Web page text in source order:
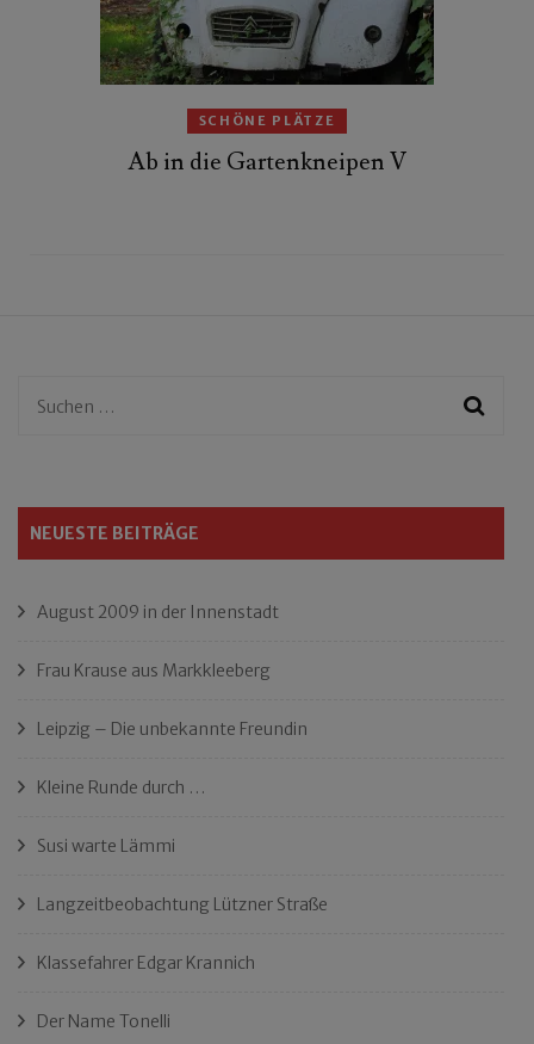
SCHÖNE PLÄTZE
Ab in die Gartenkneipen V
Suchen
NEUESTE BEITRÄGE
August 2009 in der Innenstadt
Frau Krause aus Markkleeberg
Leipzig – Die unbekannte Freundin
Kleine Runde durch …
Susi warte Lämmi
Langzeitbeobachtung Lützner Straße
Klassefahrer Edgar Krannich
Der Name Tonelli